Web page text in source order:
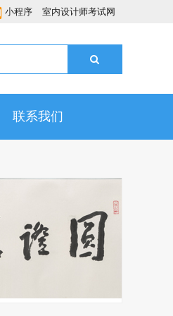
小程序 室内设计师考试网
联系我们